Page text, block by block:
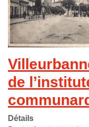
de
Détails